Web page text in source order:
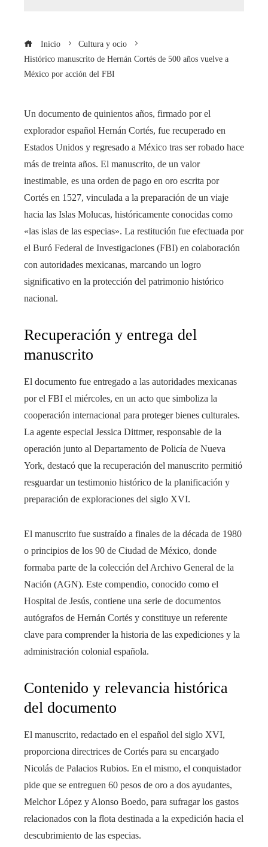
Inicio
Cultura y ocio
Histórico manuscrito de Hernán Cortés de 500 años vuelve a
México por acción del FBI
Un documento de quinientos años, firmado por el
explorador español Hernán Cortés, fue recuperado en
Estados Unidos y regresado a México tras ser robado hace
más de treinta años. El manuscrito, de un valor
inestimable, es una orden de pago en oro escrita por
Cortés en 1527, vinculada a la preparación de un viaje
hacia las Islas Molucas, históricamente conocidas como
«las islas de las especias». La restitución fue efectuada por
el Buró Federal de Investigaciones (FBI) en colaboración
con autoridades mexicanas, marcando un logro
significativo en la protección del patrimonio histórico
nacional.
Recuperación y entrega del
manuscrito
El documento fue entregado a las autoridades mexicanas
por el FBI el miércoles, en un acto que simboliza la
cooperación internacional para proteger bienes culturales.
La agente especial Jessica Dittmer, responsable de la
operación junto al Departamento de Policía de Nueva
York, destacó que la recuperación del manuscrito permitió
resguardar un testimonio histórico de la planificación y
preparación de exploraciones del siglo XVI.
El manuscrito fue sustraído a finales de la década de 1980
o principios de los 90 de Ciudad de México, donde
formaba parte de la colección del Archivo General de la
Nación (AGN). Este compendio, conocido como el
Hospital de Jesús, contiene una serie de documentos
autógrafos de Hernán Cortés y constituye un referente
clave para comprender la historia de las expediciones y la
administración colonial española.
Contenido y relevancia histórica
del documento
El manuscrito, redactado en el español del siglo XVI,
proporciona directrices de Cortés para su encargado
Nicolás de Palacios Rubios. En el mismo, el conquistador
pide que se entreguen 60 pesos de oro a dos ayudantes,
Melchor López y Alonso Boedo, para sufragar los gastos
relacionados con la flota destinada a la expedición hacia el
descubrimiento de las especias.